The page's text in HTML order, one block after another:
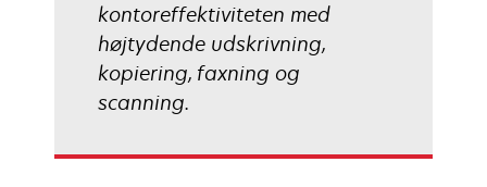
kontoreffektiviteten med
højtydende udskrivning,
kopiering, faxning og
scanning.